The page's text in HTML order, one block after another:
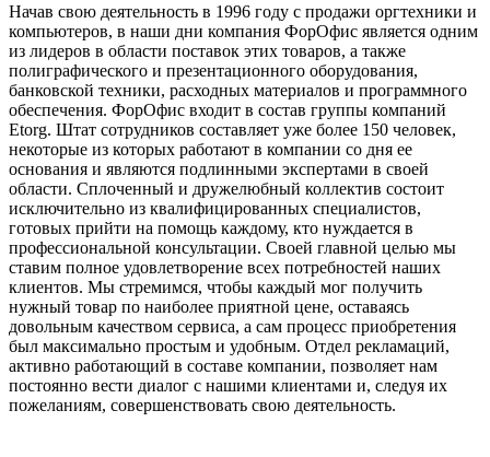
Начав свою деятельность в 1996 году с продажи оргтехники и
компьютеров, в наши дни компания ФорОфис является одним
из лидеров в области поставок этих товаров, а также
полиграфического и презентационного оборудования,
банковской техники, расходных материалов и программного
обеспечения. ФорОфис входит в состав группы компаний
Etorg. Штат сотрудников составляет уже более 150 человек,
некоторые из которых работают в компании со дня ее
основания и являются подлинными экспертами в своей
области. Сплоченный и дружелюбный коллектив состоит
исключительно из квалифицированных специалистов,
готовых прийти на помощь каждому, кто нуждается в
профессиональной консультации. Своей главной целью мы
ставим полное удовлетворение всех потребностей наших
клиентов. Мы стремимся, чтобы каждый мог получить
нужный товар по наиболее приятной цене, оставаясь
довольным качеством сервиса, а сам процесс приобретения
был максимально простым и удобным. Отдел рекламаций,
активно работающий в составе компании, позволяет нам
постоянно вести диалог с нашими клиентами и, следуя их
пожеланиям, совершенствовать свою деятельность.